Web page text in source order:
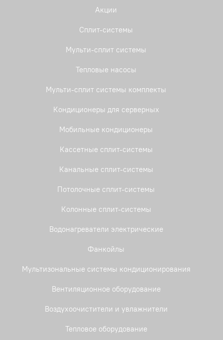
Акции
Сплит-системы
Мульти-сплит системы
Тепловые насосы
Мульти-сплит системы комплекты
Кондиционеры для серверных
Мобильные кондиционеры
Кассетные сплит-системы
Канальные сплит-системы
Потолочные сплит-системы
Колонные сплит-системы
Водонагреватели электрические
Фанкойлы
Мультизональные системы кондиционирования
Вентиляционное оборудование
Воздухоочистители и увлажнители
Тепловое оборудование